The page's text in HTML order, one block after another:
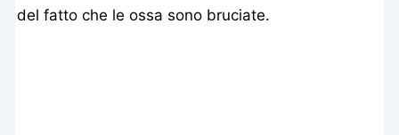
del fatto che le ossa sono bruciate.